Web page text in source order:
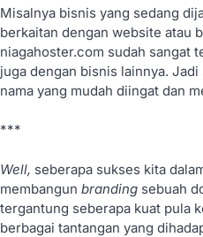
Misalnya bisnis yang sedang
berkaitan dengan website atau
niagahoster.com sudah sangat
juga dengan bisnis lainnya.
nama yang mudah diingat dan
***
Well, seberapa sukses kita
membangun branding sebuah
tergantung seberapa kuat pula
berbagai tantangan yang